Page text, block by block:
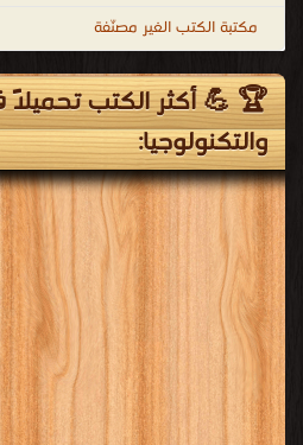
مكتبة الكتب الغير مصنّفة
🏆 💪 أكثر الكتب
والتكنولوجيا: